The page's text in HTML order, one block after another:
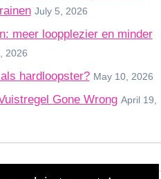
July 5, 2026
meer loopplezier en minder
2026
hardloopster? May 10, 2026
Gone Wrong April 19,